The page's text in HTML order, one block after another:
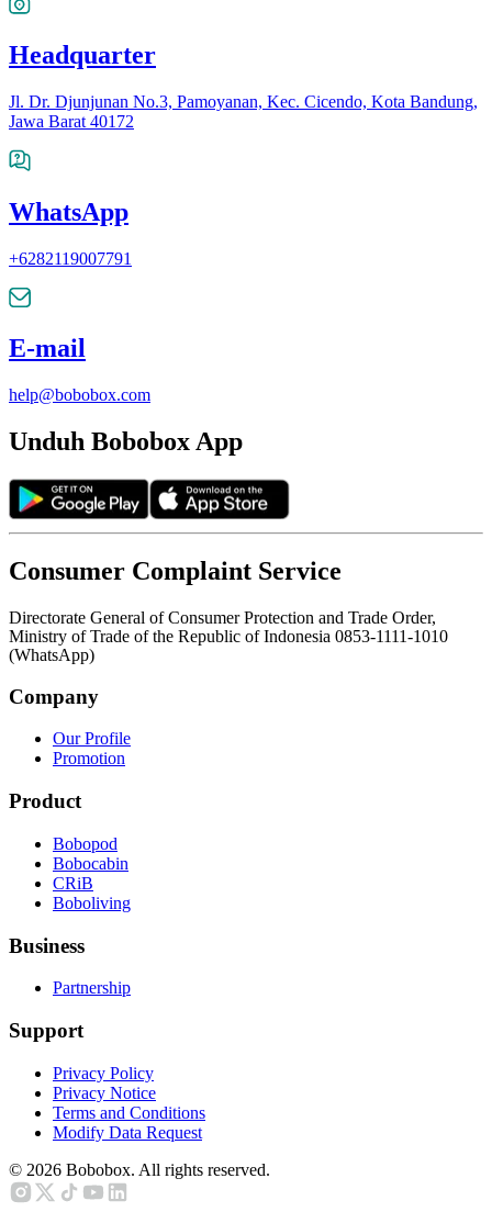
Headquarter
Jl. Dr. Djunjunan No.3, Pamoyanan, Kec. Cicendo, Kota Bandung,
Jawa Barat 40172
WhatsApp
+6282119007791
E-mail
help@bobobox.com
Unduh Bobobox App
Consumer Complaint Service
Directorate General of Consumer Protection and Trade Order,
Ministry of Trade of the Republic of Indonesia 0853-1111-1010
(WhatsApp)
Company
Our Profile
Promotion
Product
Bobopod
Bobocabin
CRiB
Boboliving
Business
Partnership
Support
Privacy Policy
Privacy Notice
Terms and Conditions
Modify Data Request
© 2026 Bobobox. All rights reserved.